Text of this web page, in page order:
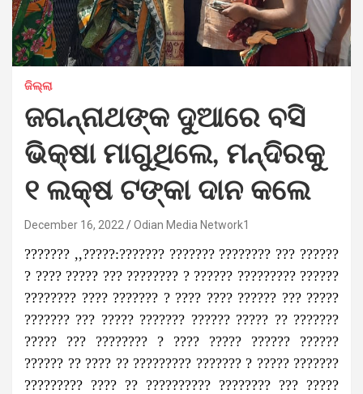
ଜିଲ୍ଲା
ଜଗନ୍ନାଥଙ୍କ ଦୁଆରେ ବସି
ଭିକ୍ଷା ମାଗୁଥିଲେ, ମନ୍ଦିରକୁ
୧ ଲକ୍ଷ ଟଙ୍କା ଦାନ କଲେ
December 16, 2022 Odian Media Network1
??????? ,,?????:??????? ??????? ???????? ??? ??????
? ???? ????? ??? ???????? ? ?????? ????????? ??????
???????? ???? ??????? ? ???? ???? ?????? ??? ?????
??????? ??? ????? ??????? ?????? ????? ?? ???????
????? ??? ???????? ? ???? ????? ?????? ??????
?????? ?? ???? ?? ????????? ??????? ? ????? ???????
????????? ???? ?? ?????????? ???????? ??? ?????